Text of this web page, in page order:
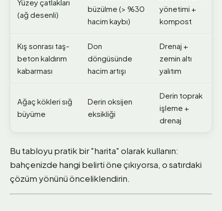
Yüzey çatlakları
(ağ desenli)
büzülme (> %30
hacim kaybı)
yönetimi +
kompost
Kış sonrası taş-
beton kaldırım
kabarması
Don
döngüsünde
hacim artışı
Drenaj +
zemin altı
yalıtım
Ağaç kökleri sığ
büyüme
Derin oksijen
eksikliği
Derin toprak
işleme +
drenaj
Bu tabloyu pratik bir "harita" olarak kullanın:
bahçenizde hangi belirti öne çıkıyorsa, o satırdaki
çözüm yönünü önceliklendirin.